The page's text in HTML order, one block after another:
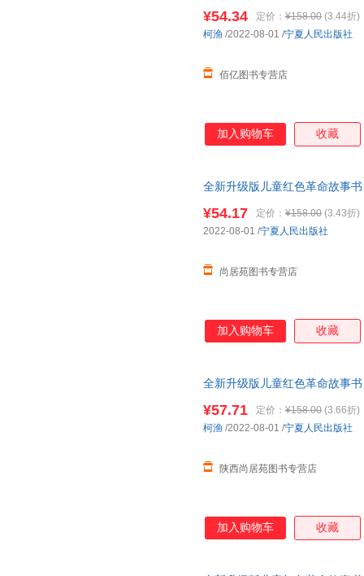
请放心下单，本店所有商品均
¥54.34 定价： ¥158.00 (3.44折)
佰亿图书专营店
柯渔 /2022-08-01 /宁夏人民出版社
加入购物车 收藏
全新升级版儿童红色革命故事
请放心下单，本店所有商品均
¥54.17 定价： ¥158.00 (3.43折)
尚居苑图书专营店
2022-08-01 /宁夏人民出版社
加入购物车 收藏
全新升级版儿童红色革命故事
¥57.71 定价： ¥158.00 (3.66折)
陕西尚居苑图书专营店
柯渔 /2022-08-01 /宁夏人民出版社
加入购物车 收藏